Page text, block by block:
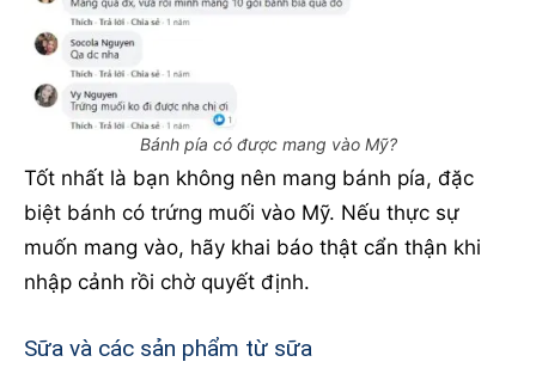
Bánh pía có được mang vào Mỹ?
Tốt nhất là bạn không nên mang bánh pía, đặc
biệt bánh có trứng muối vào Mỹ. Nếu thực sự
muốn mang vào, hãy khai báo thật cẩn thận khi
nhập cảnh rồi chờ quyết định.
Sữa và các sản phẩm từ sữa